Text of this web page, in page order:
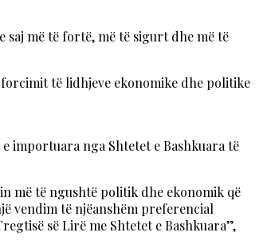
saj më të fortë, më të sigurt dhe më të
të lidhjeve ekonomike dhe politike
importuara nga Shtetet e Bashkuara të
më të ngushtë politik dhe ekonomik që
vendim të njëanshëm preferencial
së Lirë me Shtetet e Bashkuara”,